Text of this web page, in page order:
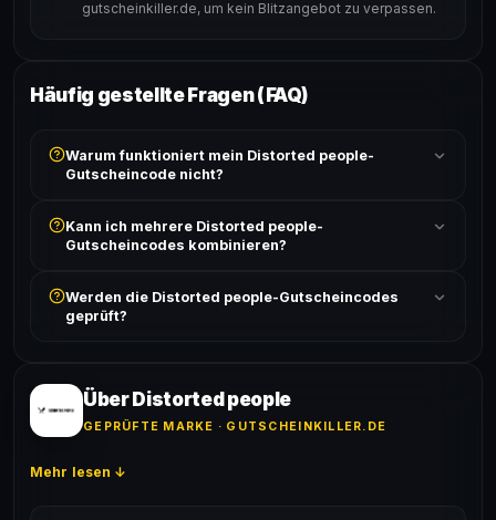
gutscheinkiller.de, um kein Blitzangebot zu verpassen.
Häufig gestellte Fragen (FAQ)
Warum funktioniert mein Distorted people-
Gutscheincode nicht?
ist und ob der Code nicht für bereits reduzierte Artikel
gilt. Alle Bedingungen findest du unter „Details".
Kann ich mehrere Distorted people-
Gutscheincodes kombinieren?
akzeptiert. Die Kombination mehrerer Codes ist meist
ausgeschlossen, sofern die Angebotsbedingungen
Werden die Distorted people-Gutscheincodes
geprüft?
Erfolgsquote wird bei jedem Angebot angezeigt.
Über Distorted people
GEPRÜFTE MARKE · GUTSCHEINKILLER.DE
Mehr lesen ↓